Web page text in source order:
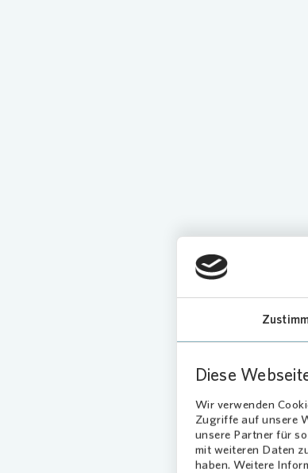
Diese
Wir verwenden
Zugriffe auf unsere
unsere Partner für
mit weiteren Daten
haben. Weitere